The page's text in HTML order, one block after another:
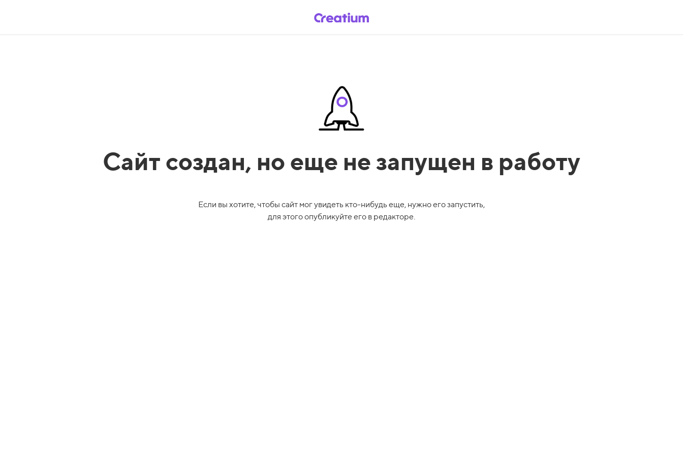
Сайт создан, но еще не запущен в работу
Если вы хотите, чтобы сайт мог увидеть кто-нибудь еще, нужно его запустить,
для этого опубликуйте его в редакторе.